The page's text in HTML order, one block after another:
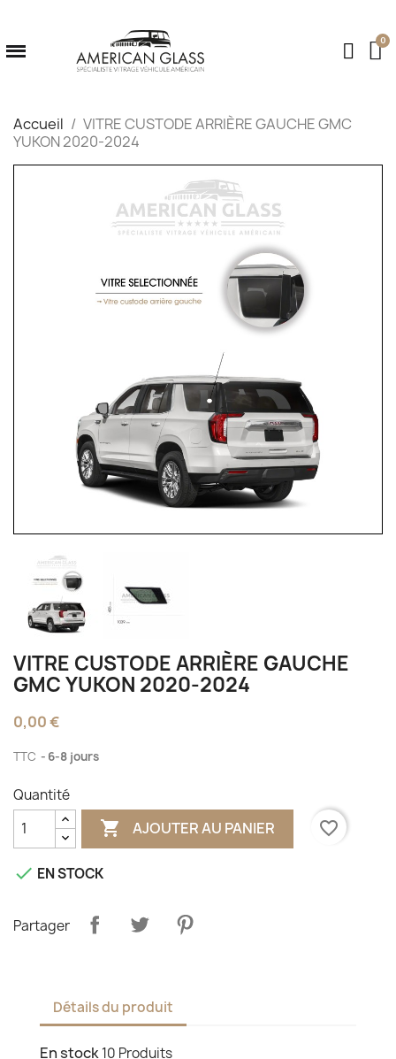
Accueil
VITRE CUSTODE ARRIÈRE GAUCHE GMC
YUKON 2020-2024
VITRE CUSTODE ARRIÈRE GAUCHE
GMC YUKON 2020-2024
0,00 €
TTC 6-8 jours
Quantité
 AJOUTER AU PANIER favorite_border
 EN STOCK
Partager
Détails du produit
En stock10 Produits